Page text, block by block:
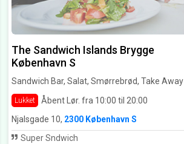
The Sandwich Islands Brygge
København S
Sandwich Bar, Salat, Smørrebrød, Take Away
Lukket Åbent Lør. fra 10:00 til 20:00
Njalsgade 10, 2300 København S
Super Sndwich